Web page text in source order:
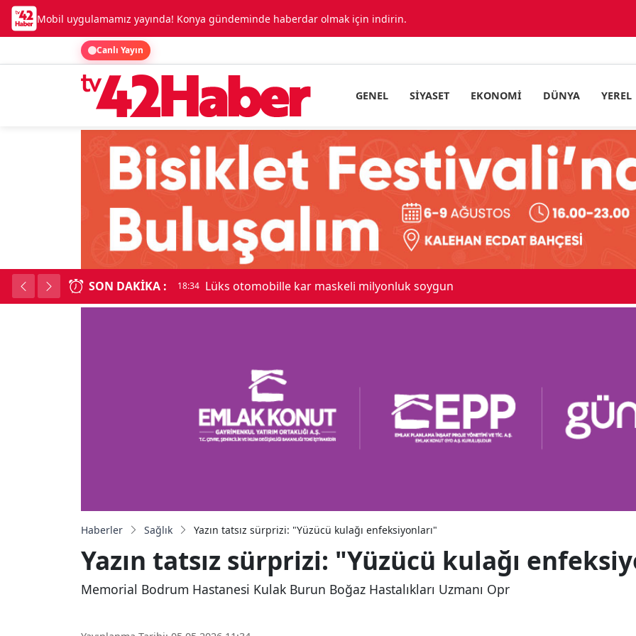
Mobil uygulamamız yayında! Konya gündeminde haberdar olmak için indirin.
Canlı Yayın
GENEL SIYASET EKONOMI DÜNYA YEREL
SON DAKIKA : 18:34 Lüks otomobille kar maskeli milyonluk soygun
Haberler Sağlık Yazın tatsız sürprizi: "Yüzücü kulağı enfeksiyonları"
Yazın tatsız sürprizi: "Yüzücü kulağı
Memorial Bodrum Hastanesi Kulak Burun Boğaz Hastalıkları Uzmanı Opr